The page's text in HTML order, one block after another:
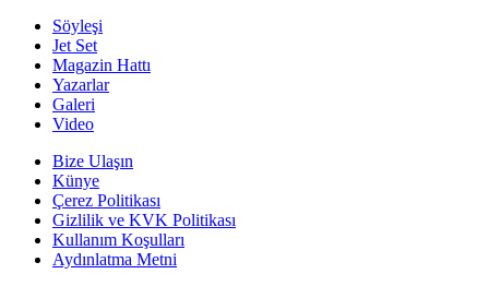
Söyleşi
Jet Set
Magazin Hattı
Yazarlar
Galeri
Video
Bize Ulaşın
Künye
Çerez Politikası
Gizlilik ve KVK Politikası
Kullanım Koşulları
Aydınlatma Metni